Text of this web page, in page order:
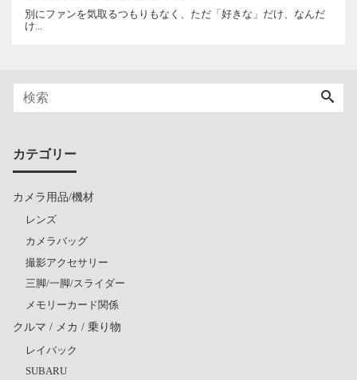
別にファンを気取るつもりもなく、ただ「好きな」だけ、なんだ
け...
カテゴリー
カメラ用品/機材
レンズ
カメラバッグ
撮影アクセサリー
三脚/一脚/スライダー
メモリーカード関係
クルマ / メカ / 乗り物
レイバック
SUBARU